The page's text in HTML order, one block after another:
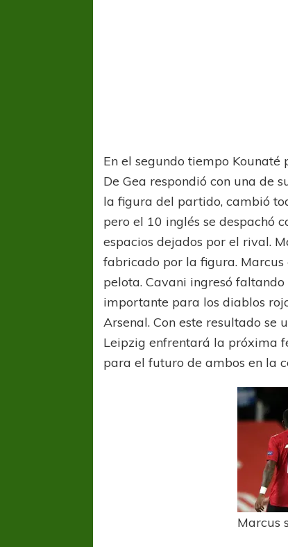
En el segundo tiempo
De Gea respondió con una de
la figura del partido, cambió
pero el 10 inglés se despachó
espacios dejados por el rival.
fabricado por la figura.
pelota. Cavani ingresó
importante para los diablos
Arsenal. Con este resultado se
Leipzig enfrentará la próxima
para el futuro de ambos en la
Marcus
Octavos de Final
COPA
Verónica